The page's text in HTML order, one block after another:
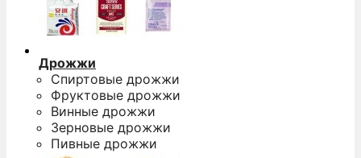
Дрожжи
Спиртовые дрожжи
Фруктовые дрожжи
Винные дрожжи
Зерновые дрожжи
Пивные дрожжи